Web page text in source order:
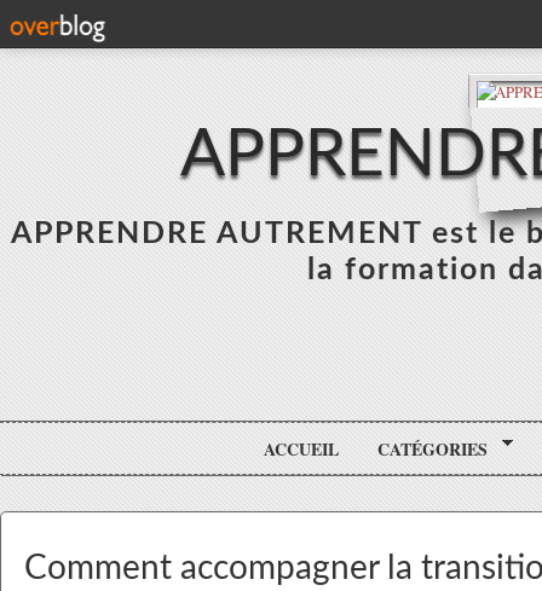
APPRENDRE AUTREMENT est
la formation
ACCUEIL CATÉGORIES
Comment accompagner la